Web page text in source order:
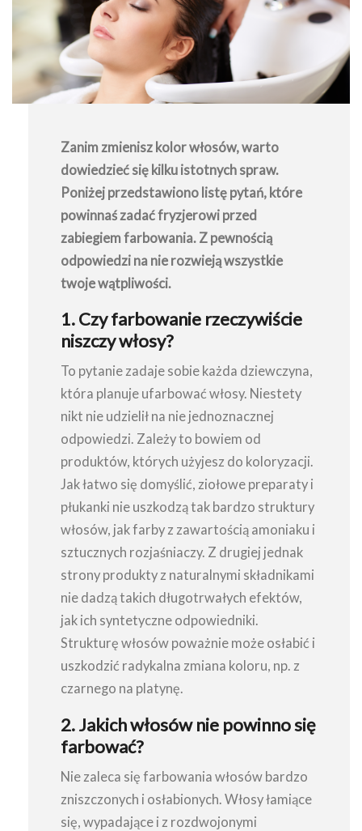
Zanim zmienisz kolor włosów, warto
dowiedzieć się kilku istotnych spraw.
Poniżej przedstawiono listę pytań, które
powinnaś zadać fryzjerowi przed
zabiegiem farbowania. Z pewnością
odpowiedzi na nie rozwieją wszystkie
twoje wątpliwości.
1. Czy farbowanie rzeczywiście
niszczy włosy?
To pytanie zadaje sobie każda dziewczyna,
która planuje ufarbować włosy. Niestety
nikt nie udzielił na nie jednoznacznej
odpowiedzi. Zależy to bowiem od
produktów, których użyjesz do koloryzacji.
Jak łatwo się domyślić, ziołowe preparaty i
płukanki nie uszkodzą tak bardzo struktury
włosów, jak farby z zawartością amoniaku i
sztucznych rozjaśniaczy. Z drugiej jednak
strony produkty z naturalnymi składnikami
nie dadzą takich długotrwałych efektów,
jak ich syntetyczne odpowiedniki.
Strukturę włosów poważnie może osłabić i
uszkodzić radykalna zmiana koloru, np. z
czarnego na platynę.
2. Jakich włosów nie powinno się
farbować?
Nie zaleca się farbowania włosów bardzo
zniszczonych i osłabionych. Włosy łamiące
się, wypadające i z rozdwojonymi